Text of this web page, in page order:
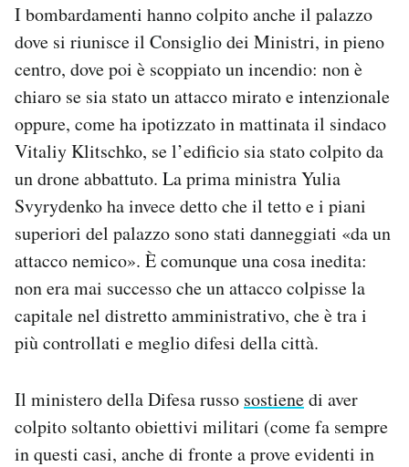
I bombardamenti hanno colpito anche il palazzo
dove si riunisce il Consiglio dei Ministri, in pieno
centro, dove poi è scoppiato un incendio: non è
chiaro se sia stato un attacco mirato e intenzionale
oppure, come ha ipotizzato in mattinata il sindaco
Vitaliy Klitschko, se l’edificio sia stato colpito da
un drone abbattuto. La prima ministra Yulia
Svyrydenko ha invece detto che il tetto e i piani
superiori del palazzo sono stati danneggiati «da un
attacco nemico». È comunque una cosa inedita:
non era mai successo che un attacco colpisse la
capitale nel distretto amministrativo, che è tra i
più controllati e meglio difesi della città.
Il ministero della Difesa russo sostienedi aver
colpito soltanto obiettivi militari (come fa sempre
in questi casi, anche di fronte a prove evidenti in